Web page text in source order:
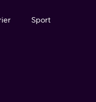
Sport